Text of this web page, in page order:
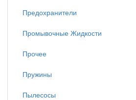
Предохранители
Промывочные Жидкости
Прочее
Пружины
Пылесосы